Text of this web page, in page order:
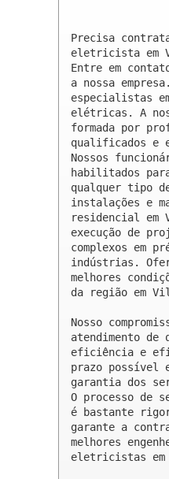
Precisa
eletricista em
Entre em
a nossa
especialistas
elétricas. A
formada por
qualificados e
Nossos
habilitados
qualquer tipo
instalações e
residencial em
execução de
complexos em
indústrias.
melhores
da região em
Nosso
atendimento de
eficiência e
prazo possível
garantia dos
O processo de
é bastante
garante a
melhores
eletricistas